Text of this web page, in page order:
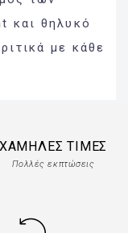
και θηλυκό
με κάθε
ΧΑΜΗΛΈΣ ΤΙΜΈΣ
Πολλές εκπτώσεις